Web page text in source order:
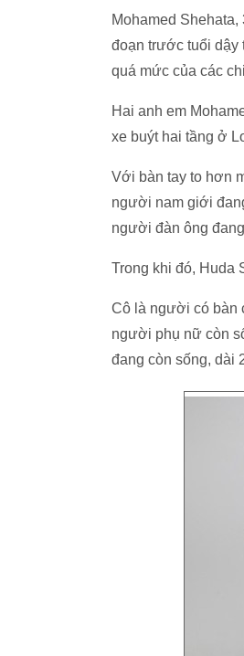
Mohamed
đoạn trước tuổi dậy
quá mức của các
Hai anh em
xe buýt hai tầng ở
Với bàn tay to hơn
người nam giới
người đàn ông
Trong khi đó, Huda
Cô là người có bàn
người phụ nữ còn
đang còn sống, dài